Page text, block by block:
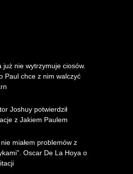
już nie wytrzymuje ciosów.
Paul chce z nim walczyć
Joshuy potwierdził
z Jakiem Paulem
nie miałem problemów z
Oscar De La Hoya o